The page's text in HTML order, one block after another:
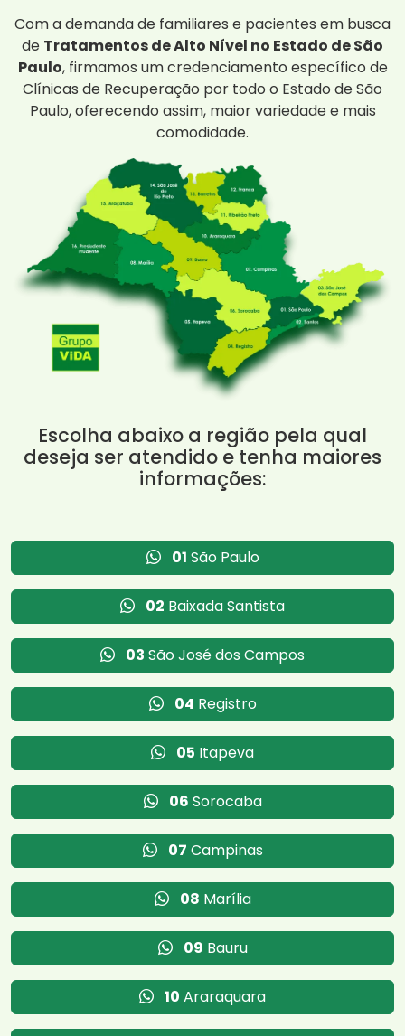
Com a demanda de familiares e pacientes em busca
de Tratamentos de Alto Nível no Estado de São
Paulo, firmamos um credenciamento específico de
Clínicas de Recuperação por todo o Estado de São
Paulo, oferecendo assim, maior variedade e mais
comodidade.
Escolha abaixo a região pela qual
deseja ser atendido e tenha maiores
informações:
01 São Paulo
02 Baixada Santista
03 São José dos Campos
04 Registro
05 Itapeva
06 Sorocaba
07 Campinas
08 Marília
09 Bauru
10 Araraquara